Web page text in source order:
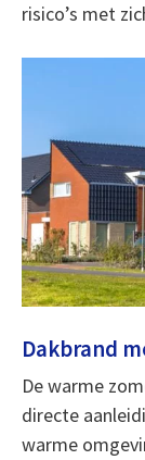
risico’s met
Dakbrand
De warme
directe
warme